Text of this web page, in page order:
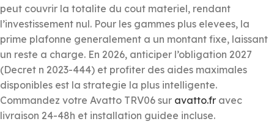
peut couvrir la totalite du cout materiel, rendant
l’investissement nul. Pour les gammes plus elevees, la
prime plafonne generalement a un montant fixe, laissant
un reste a charge. En 2026, anticiper l’obligation 2027
(Decret n 2023-444) et profiter des aides maximales
disponibles est la strategie la plus intelligente.
Commandez votre Avatto TRV06 sur avatto.fr avec
livraison 24-48h et installation guidee incluse.